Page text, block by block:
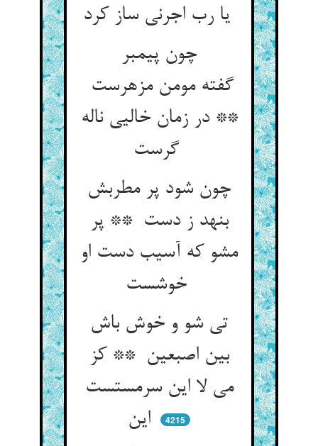
یا رب اجرنی ساز کرد
چون پیمبر
گفته مومن مزهرست
** در زمان خالیی ناله
گرست
چون شود پر مطربش
بنهد ز دست ** پر
مشو که آسیب دست او
تی شو و خوش باش
بین اصبعین ** کز
می لا این سرمستست
4215